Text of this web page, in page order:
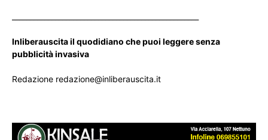
Inliberauscita il quodidiano che puoi leggere senza
pubblicità invasiva
Redazione redazione@inliberauscita.it